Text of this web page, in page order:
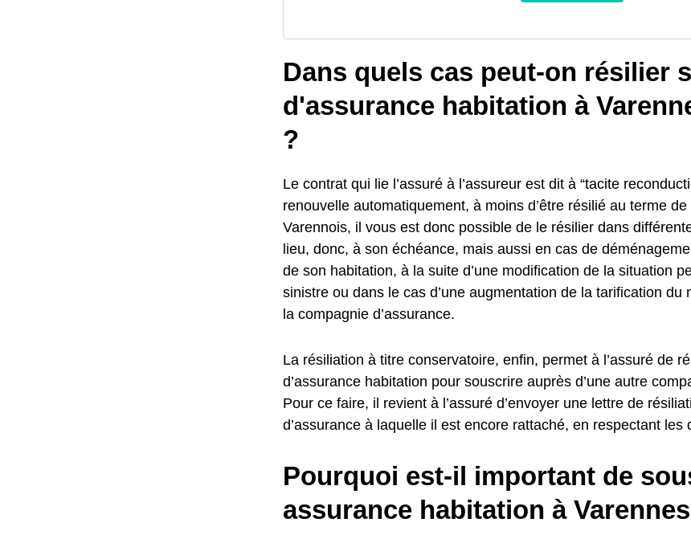
Dans quels cas peut-on résilier
d'assurance habitation à
?
Le contrat qui lie l’assuré à l’assureur est dit à “tacite
renouvelle automatiquement, à moins d’être résilié au terme
Varennois, il vous est donc possible de le résilier dans
lieu, donc, à son échéance, mais aussi en cas de
de son habitation, à la suite d’une modification de la situation
sinistre ou dans le cas d’une augmentation de la tarification du
la compagnie d’assurance.
La résiliation à titre conservatoire, enfin, permet à l’assuré de
d’assurance habitation pour souscrire auprès d’une autre
Pour ce faire, il revient à l’assuré d’envoyer une lettre de
d’assurance à laquelle il est encore rattaché, en respectant les
Pourquoi est-il important de
assurance habitation à